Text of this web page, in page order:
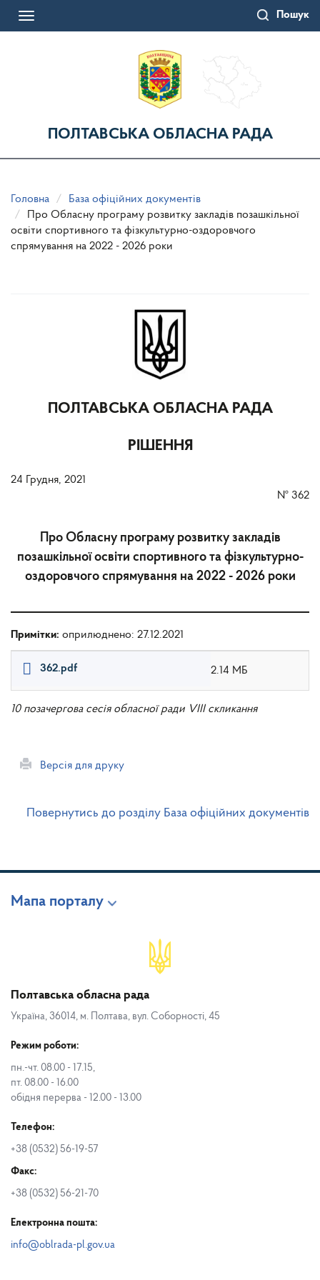
Пошук
Toggle
ПОЛТАВСЬКА ОБЛАСНА РАДА
Головна
База офіційних документів
Про Обласну програму розвитку закладів позашкільної
освіти спортивного та фізкультурно-оздоровчого
спрямування на 2022 - 2026 роки
ПОЛТАВСЬКА ОБЛАСНА РАДА
РІШЕННЯ
24 Грудня, 2021
№ 362
Про Обласну програму розвитку закладів
позашкільної освіти спортивного та фізкультурно-
оздоровчого спрямування на 2022 - 2026 роки
Примітки: оприлюднено: 27.12.2021
362.pdf 2.14 МБ
10 позачергова сесія обласної ради VIII скликання
Версія для друку
Повернутись до розділу База офіційних документів
Мапа порталу
Полтавська обласна рада
Україна, 36014, м. Полтава, вул. Соборності, 45
Режим роботи:
пн.-чт. 08.00 - 17.15,
пт. 08.00 - 16.00
обідня перерва - 12.00 - 13.00
Телефон:
+38 (0532) 56-19-57
Факс:
+38 (0532) 56-21-70
Електронна пошта:
info@oblrada-pl.gov.ua